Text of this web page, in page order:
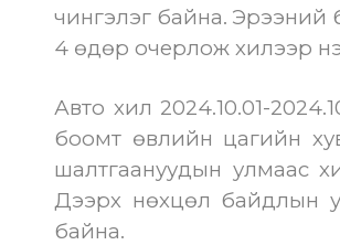
чингэлэг байна. Эрээний
4 өдөр очерлож хилээр
Авто хил 2024.10.01-
боомт өвлийн цагийн
шалтгаануудын улмаас
Дээрх нөхцөл байдлын
байна.